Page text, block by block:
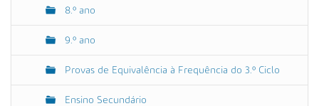
8.º ano
9.º ano
Provas de Equivalência à Frequência do 3.º Ciclo
Ensino Secundário